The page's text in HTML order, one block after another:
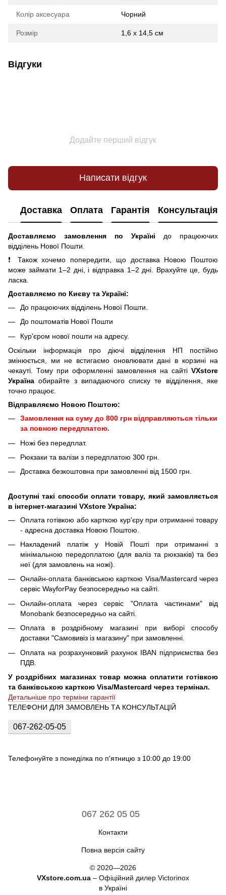
Колір аксесуара Чорний
Розмір 1,6 x 14,5 см
Відгуки
Додайте перший відгук
Написати відгук
Доставка Оплата Гарантія Консультація
Доставляємо замовлення по Україні
до працюючих
відділень Нової Пошти.
❗ Також хочемо попередити, що доставка Новою Поштою
може займати 1–2 дні, і відправка 1–2 дні. Врахуйте це, будь
ласка.
Доставляємо по Києву та Україні:
До працюючих відділень Нової Пошти.
До поштоматів Нової Пошти
Кур'єром нової пошти на адресу.
Оскільки інформація про діючі відділення НП постійно
змінюється, ми не встигаємо оновлювати дані в корзині на
чекауті. Тому при оформленні замовлення на сайті VXstore
Україна обирайте з випадаючого списку те відділення, яке
точно працює.
Відправляємо Новою Поштою:
Замовлення на суму до 800 грн відправляються тільки
за повною передплатою.
Ножі без передплат.
Рюкзаки та валізи з передплатою 300 грн.
Доставка безкоштовна при замовленні від 1500 грн.
Доступні такі способи оплати товару, який замовляється
в інтернет-магазині VXstore Україна:
Оплата готівкою або карткою кур'єру при отриманні товару
- адресна доставка Новою Поштою.
Накладений платіж у Новій Пошті при отриманні з
мінімальною передоплатою (для валіз та рюкзаків) та без
неї (для замовлень на ножі).
Онлайн-оплата банківською карткою Visa/Mastercard через
сервіс WayforPay безпосередньо на сайті.
Онлайн-оплата через сервіс "Оплата частинами" від
Monobank безпосередньо на сайті.
Оплата в роздрібному магазині при виборі способу
доставки "Самовивіз із магазину" при замовленні.
Оплата на розрахунковий рахунок IBAN підприємства без
ПДВ.
У роздрібних магазинах товар можна оплатити готівкою
та банківською карткою Visa/Mastercard через термінал.
Детальніше про терміни гарантії
ТЕЛЕФОНИ ДЛЯ ЗАМОВЛЕНЬ ТА КОНСУЛЬТАЦІЙ
067-262-05-05
Телефонуйте з понеділка по п'ятницю з 10:00 до 19:00
067 262 05 05
Контакти
Повна версія сайту
© 2020—2026
VXstore.com.ua – Офіційний дилер Victorinox
в Україні